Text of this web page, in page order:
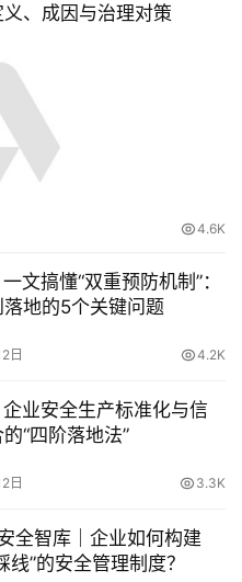
、成因与治理对策
4.6K
文搞懂“双重预防机制”：
落地的5个关键问题
日 4.2K
业安全生产标准化与信
“四阶落地法”
日 3.3K
全智库｜企业如何构建
线”的安全管理制度？